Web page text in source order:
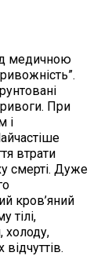
медичною
При
і
втрати
смерті. Дуже
кров’яний
тілі,
холоду,